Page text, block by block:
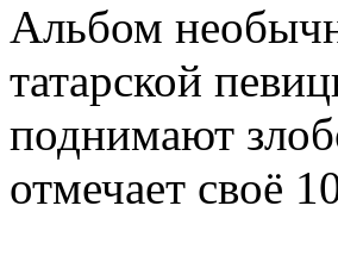
Альбом
татарской
поднимают
отмечает своё